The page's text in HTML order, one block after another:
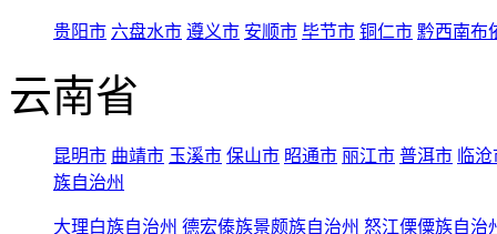
贵阳市 六盘水市 遵义市 安顺市 毕节市 铜仁市 黔西南布
云南省
昆明市 曲靖市 玉溪市 保山市 昭通市 丽江市 普洱市 临
族自治州
大理白族自治州 德宏傣族景颇族自治州 怒江傈僳族自治